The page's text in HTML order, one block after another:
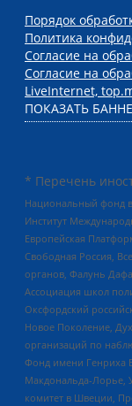
Порядок
Политика
Согласие на
Согласие на
LiveInternet,
ПОКАЗАТЬ
* Перечень
Национальный фонд
Институт
Европейская
Свободная Россия,
органов, Фалунь
Ассоциация школ
Оксфордский
Новое Поколение,
организаций по
Фонд имени Генриха
Макдональда-Лорье,
комитет в Швеции,